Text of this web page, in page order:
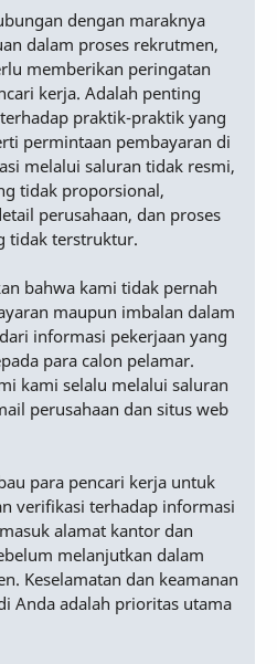
dengan maraknya
dalam proses rekrutmen,
memberikan peringatan
kerja. Adalah penting
praktik-praktik yang
permintaan pembayaran di
melalui saluran tidak resmi,
tidak proporsional,
perusahaan, dan proses
tidak terstruktur.
bahwa kami tidak pernah
maupun imbalan dalam
informasi pekerjaan yang
para calon pelamar.
kami selalu melalui saluran
perusahaan dan situs web
para pencari kerja untuk
verifikasi terhadap informasi
alamat kantor dan
melanjutkan dalam
Keselamatan dan keamanan
Anda adalah prioritas utama